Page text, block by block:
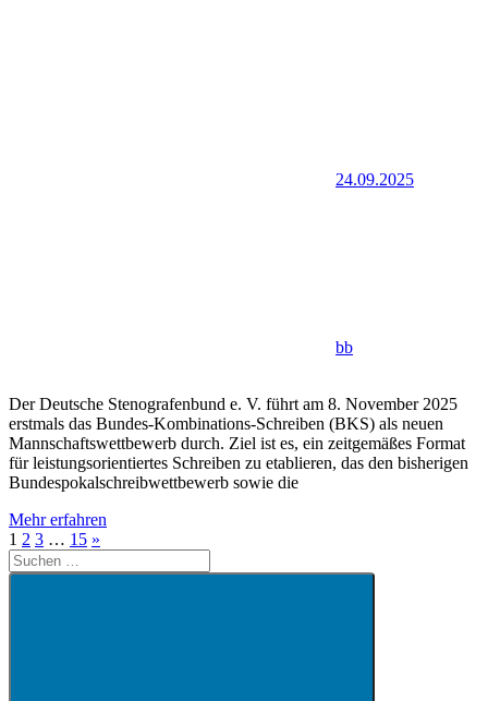
24.09.2025
bb
Der Deutsche Stenografenbund e. V. führt am 8. November 2025
erstmals das Bundes-Kombinations-Schreiben (BKS) als neuen
Mannschaftswettbewerb durch. Ziel ist es, ein zeitgemäßes Format
für leistungsorientiertes Schreiben zu etablieren, das den bisherigen
Bundespokalschreibwettbewerb sowie die
Mehr erfahren
Seitennummerierung
der
1 2 3 … 15 Nächste
»
Suchen
nach: